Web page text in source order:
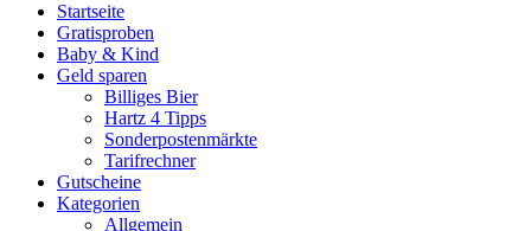
Startseite
Gratisproben
Baby & Kind
Geld sparen
Billiges Bier
Hartz 4 Tipps
Sonderpostenmärkte
Tarifrechner
Gutscheine
Kategorien
Allgemein